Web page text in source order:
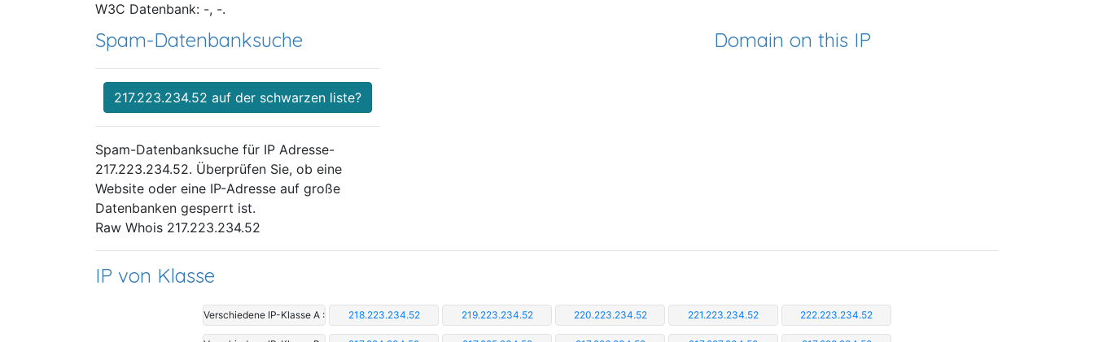
W3C Datenbank: -, -.
Spam-Datenbanksuche
217.223.234.52 auf der schwarzen liste?
Spam-Datenbanksuche für IP Adresse-
217.223.234.52. Überprüfen Sie, ob eine
Website oder eine IP-Adresse auf große
Datenbanken gesperrt ist.
Domain on this IP
Raw Whois 217.223.234.52
IP von Klasse
Verschiedene IP-Klasse A : 218.223.234.52 219.223.234.52 220.223.234.52 221.223.234.52 222.223.234.52